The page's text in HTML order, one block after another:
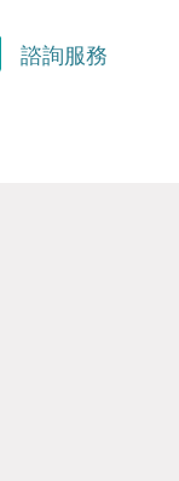
諮詢服務